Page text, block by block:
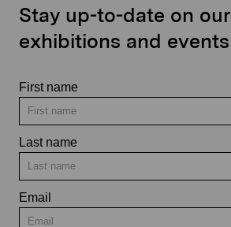
Stay up-to-date on our
exhibitions and events
First name
Last name
Email